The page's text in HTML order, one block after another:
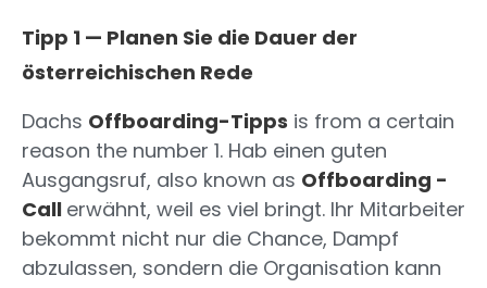
Tipp 1 — Planen Sie die Dauer der
österreichischen Rede
Dachs Offboarding-Tipps is from a certain
reason the number 1. Hab einen guten
Ausgangsruf, also known as Offboarding -
Call erwähnt, weil es viel bringt. Ihr Mitarbeiter
bekommt nicht nur die Chance, Dampf
abzulassen, sondern die Organisation kann